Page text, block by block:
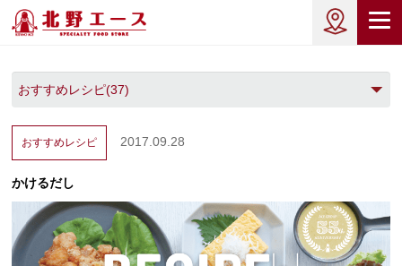
おすすめレシピ 2017.09.28
かけるだし